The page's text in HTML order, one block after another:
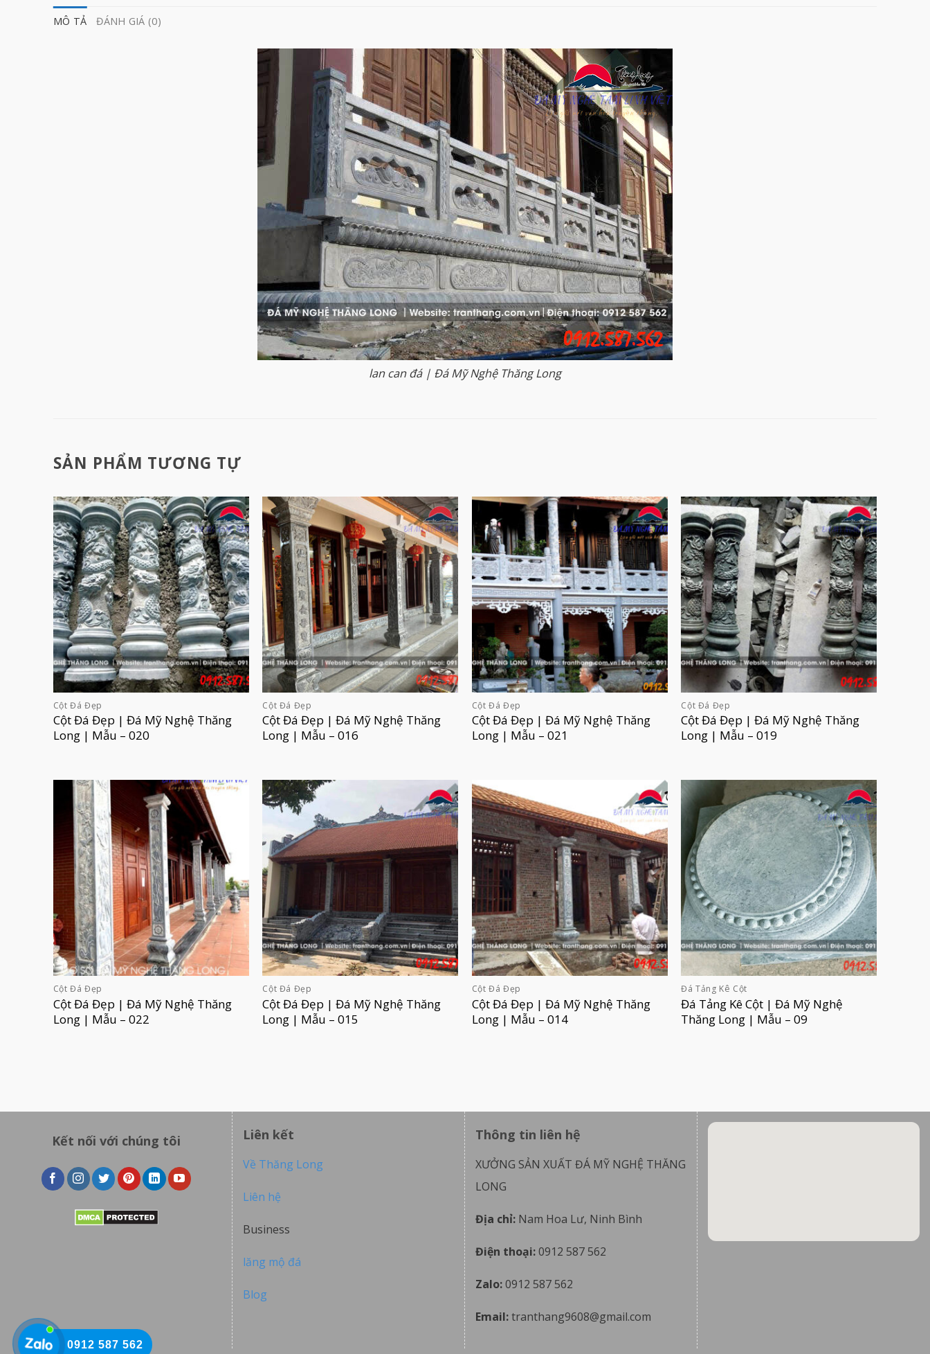
MÔ TẢ ĐÁNH GIÁ (0)
lan can đá | Đá Mỹ Nghệ Thăng Long
SẢN PHẨM TƯƠNG TỰ
Cột Đá Đẹp
Cột Đá Đẹp | Đá Mỹ Nghệ Thăng
Long | Mẫu – 020
Cột Đá Đẹp
Cột Đá Đẹp | Đá Mỹ Nghệ Thăng
Long | Mẫu – 016
Cột Đá Đẹp
Cột Đá Đẹp | Đá Mỹ Nghệ Thăng
Long | Mẫu – 021
Cột Đá Đẹp
Cột Đá Đẹp | Đá Mỹ Nghệ Thăng
Long | Mẫu – 019
Cột Đá Đẹp
Cột Đá Đẹp | Đá Mỹ Nghệ Thăng
Long | Mẫu – 022
Cột Đá Đẹp
Cột Đá Đẹp | Đá Mỹ Nghệ Thăng
Long | Mẫu – 015
Cột Đá Đẹp
Cột Đá Đẹp | Đá Mỹ Nghệ Thăng
Long | Mẫu – 014
Đá Tảng Kê Cột
Đá Tảng Kê Cột | Đá Mỹ Nghệ
Thăng Long | Mẫu – 09
Kết nối với chúng tôi Liên kết
Về Thăng Long
Liên hệ
Business
lăng mộ đá
Blog
Thông tin liên hệ
XƯỞNG SẢN XUẤT ĐÁ MỸ NGHỆ THĂNG
LONG
Địa chỉ: Nam Hoa Lư, Ninh Bình
Điện thoại:0912 587 562
Zalo:0912 587 562
Email:tranthang9608@gmail.com
0912 587 562